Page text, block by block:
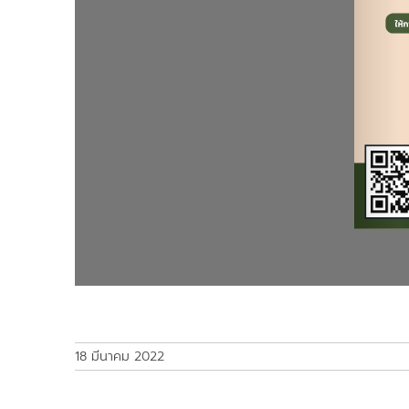
18 มีนาคม 2022